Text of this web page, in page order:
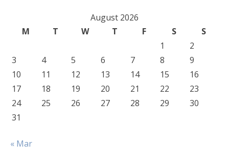
August 2026
M
T W T F S
S
1
2
3
4 5 6 7 8
9
10
11 12 13 14 15
16
17
18 19 20 21 22
23
24
25 26 27 28 29
30
31
« Mar